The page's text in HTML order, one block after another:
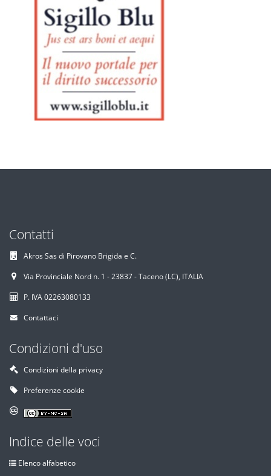
Contatti
Akros Sas di Pirovano Brigida e C.
Via Provinciale Nord n. 1 - 23837 - Taceno (LC), ITALIA
P. IVA 02263080133
Contattaci
Condizioni d'uso
Condizioni della privacy
Preferenze cookie
Indice delle voci
Elenco alfabetico